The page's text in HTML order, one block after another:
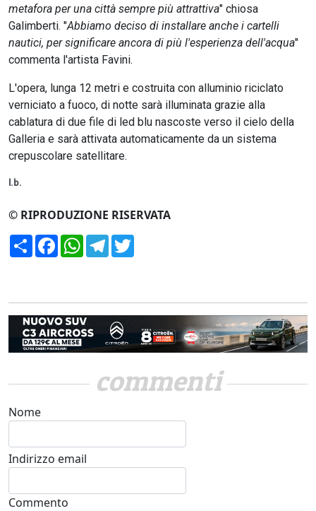
metafora per una città sempre più attrattiva" chiosa
Galimberti. "Abbiamo deciso di installare anche i cartelli
nautici, per significare ancora di più l'esperienza dell'acqua"
commenta l'artista Favini.
L'opera, lunga 12 metri e costruita con alluminio riciclato
verniciato a fuoco, di notte sarà illuminata grazie alla
cablatura di due file di led blu nascoste verso il cielo della
Galleria e sarà attivata automaticamente da un sistema
crepuscolare satellitare.
l.b.
© RIPRODUZIONE RISERVATA
CondividiFacebookWhatsApp
Telegram
commenti
Nome
Indirizzo email
Commento